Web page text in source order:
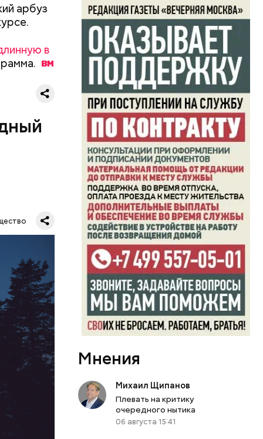
арбуз
в
— в
и
Мнения
Михаил Щипанов
Плевать на критику
очередного нытика
06 августа 15:41